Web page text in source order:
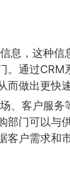
息，这种
通过
做出更快
、客户服
部门可以与
户需求和